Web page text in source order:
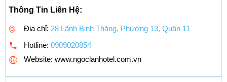
Thông Tin Liên Hệ:
Địa chỉ: 28 Lãnh Binh Thăng, Phường 13, Quận 11
Hotline: 0909020854
Website: www.ngoclanhotel.com.vn